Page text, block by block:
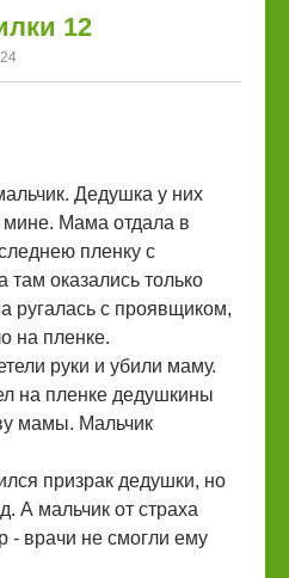
12
Дедушка у них
Мама отдала в
пленку с
оказались только
ругалась с проявщиком,
на пленке.
руки и убили маму.
на пленке дедушкины
мамы. Мальчик
призрак дедушки, но
А мальчик от страха
- врачи не смогли ему